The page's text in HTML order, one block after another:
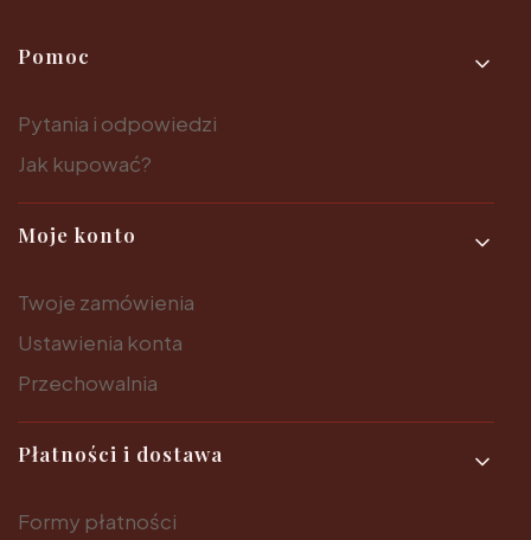
Linki w stopce
Pomoc
Pytania i odpowiedzi
Jak kupować?
Moje konto
Twoje zamówienia
Ustawienia konta
Przechowalnia
Płatności i dostawa
Formy płatności